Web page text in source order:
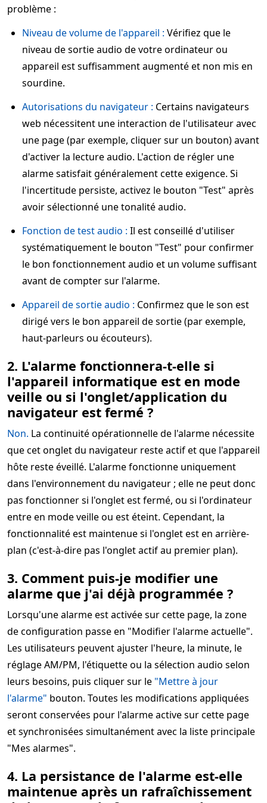
problème :
Niveau de volume de l'appareil : Vérifiez que le
niveau de sortie audio de votre ordinateur ou
appareil est suffisamment augmenté et non mis en
sourdine.
Autorisations du navigateur : Certains navigateurs
web nécessitent une interaction de l'utilisateur avec
une page (par exemple, cliquer sur un bouton) avant
d'activer la lecture audio. L'action de régler une
alarme satisfait généralement cette exigence. Si
l'incertitude persiste, activez le bouton "Test" après
avoir sélectionné une tonalité audio.
Fonction de test audio : Il est conseillé d'utiliser
systématiquement le bouton "Test" pour confirmer
le bon fonctionnement audio et un volume suffisant
avant de compter sur l'alarme.
Appareil de sortie audio : Confirmez que le son est
dirigé vers le bon appareil de sortie (par exemple,
haut-parleurs ou écouteurs).
2. L'alarme fonctionnera-t-elle si
l'appareil informatique est en mode
veille ou si l'onglet/application du
navigateur est fermé ?
Non. La continuité opérationnelle de l'alarme nécessite
que cet onglet du navigateur reste actif et que l'appareil
hôte reste éveillé. L'alarme fonctionne uniquement
dans l'environnement du navigateur ; elle ne peut donc
pas fonctionner si l'onglet est fermé, ou si l'ordinateur
entre en mode veille ou est éteint. Cependant, la
fonctionnalité est maintenue si l'onglet est en arrière-
plan (c'est-à-dire pas l'onglet actif au premier plan).
3. Comment puis-je modifier une
alarme que j'ai déjà programmée ?
Lorsqu'une alarme est activée sur cette page, la zone
de configuration passe en "Modifier l'alarme actuelle".
Les utilisateurs peuvent ajuster l'heure, la minute, le
réglage AM/PM, l'étiquette ou la sélection audio selon
leurs besoins, puis cliquer sur le "Mettre à jour
l'alarme" bouton. Toutes les modifications appliquées
seront conservées pour l'alarme active sur cette page
et synchronisées simultanément avec la liste principale
"Mes alarmes".
4. La persistance de l'alarme est-elle
maintenue après un rafraîchissement